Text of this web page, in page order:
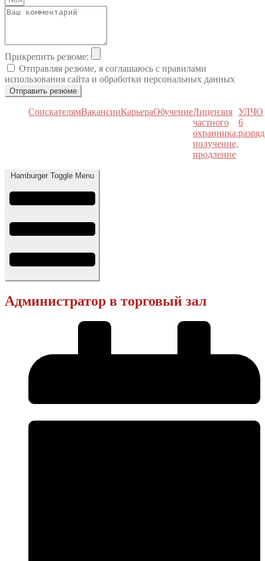
Прикрепить резюме:
Отправляя резюме, я соглашаюсь с правилами
использования сайта и обработки персональных данных
Отправить резюме
СоискателямВакансииКарьераОбучениеЛицензия
частного
охранника:
получение,
продление
УЛЧО
6
Hamburger Toggle Menu
Администратор в торговый зал